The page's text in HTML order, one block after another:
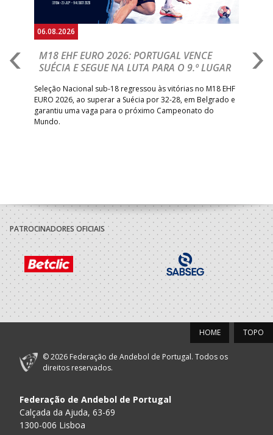
06.08.2026
M18 EHF EURO 2026: PORTUGAL VENCE
SUÉCIA E SEGUE NA LUTA PARA O 9.º LUGAR
Seleção Nacional sub-18 regressou às vitórias no M18 EHF
EURO 2026, ao superar a Suécia por 32-28, em Belgrado e
garantiu uma vaga para o próximo Campeonato do
Mundo.
PATROCINADORES OFICIAIS
TOPO
HOME
© 2026 Federação de Andebol de Portugal. Todos os
direitos reservados.
Federação de Andebol de Portugal
Calçada da Ajuda, 63-69
1300-006 Lisboa